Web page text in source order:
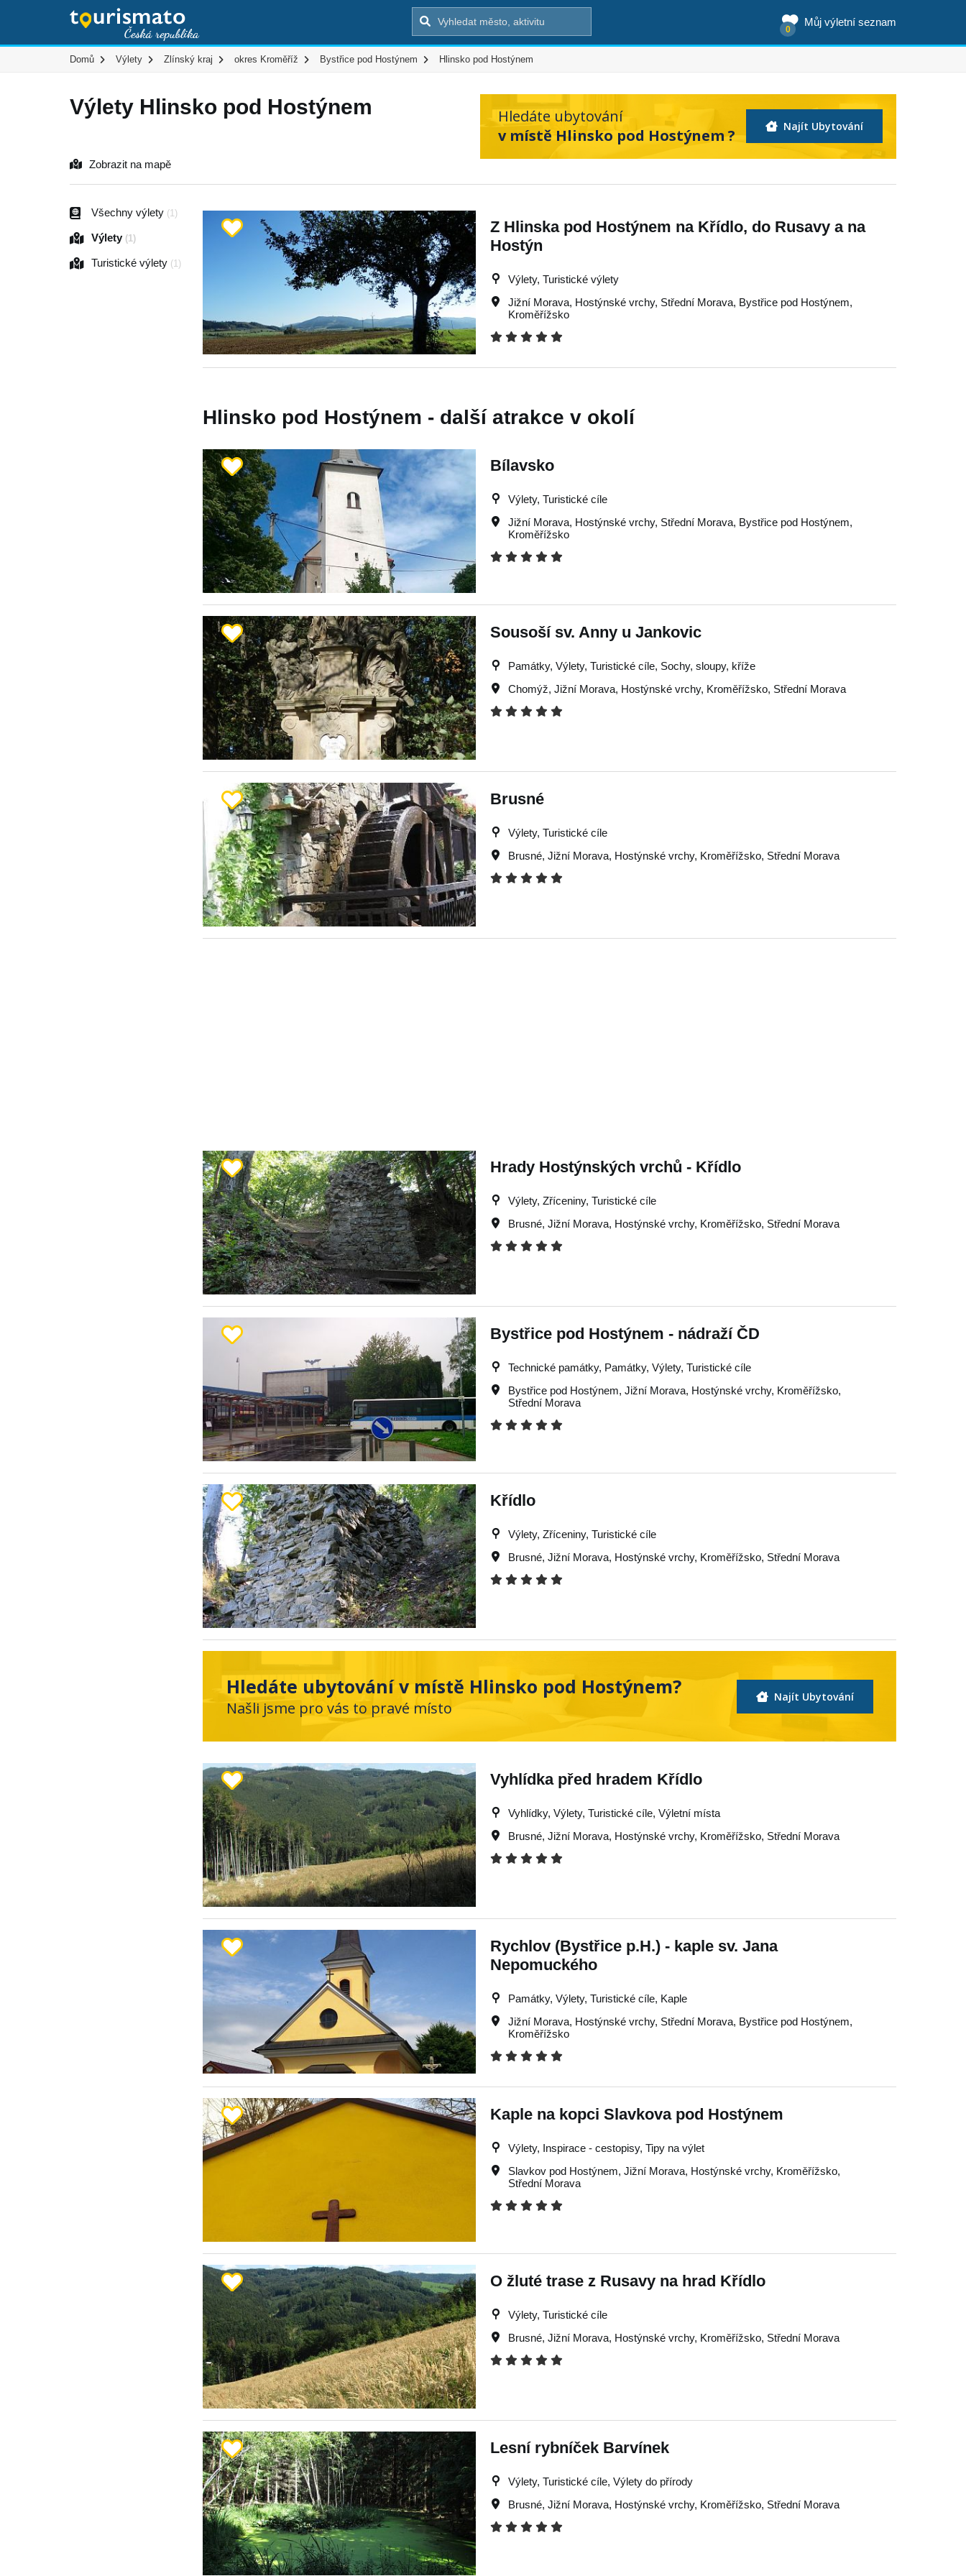
Můj výletní seznam
0
Domů Výlety Zlínský kraj okres Kroměříž Bystřice pod Hostýnem Hlinsko pod Hostýnem
Výlety Hlinsko pod Hostýnem
Hledáte ubytování
v místě Hlinsko pod Hostýnem ?
Najít Ubytování
Zobrazit na mapě
Všechny výlety (1)
Výlety (1)
Turistické výlety (1)
Z Hlinska pod Hostýnem na Křídlo, do Rusavy a na
Hostýn
Výlety, Turistické výlety
Jižní Morava, Hostýnské vrchy, Střední Morava, Bystřice pod Hostýnem,
Kroměřížsko
Hlinsko pod Hostýnem - další atrakce v okolí
Bílavsko
Výlety, Turistické cíle
Jižní Morava, Hostýnské vrchy, Střední Morava, Bystřice pod Hostýnem,
Kroměřížsko
Sousoší sv. Anny u Jankovic
Památky, Výlety, Turistické cíle, Sochy, sloupy, kříže
Chomýž, Jižní Morava, Hostýnské vrchy, Kroměřížsko, Střední Morava
Brusné
Výlety, Turistické cíle
Brusné, Jižní Morava, Hostýnské vrchy, Kroměřížsko, Střední Morava
Hrady Hostýnských vrchů - Křídlo
Výlety, Zříceniny, Turistické cíle
Brusné, Jižní Morava, Hostýnské vrchy, Kroměřížsko, Střední Morava
Bystřice pod Hostýnem - nádraží ČD
Technické památky, Památky, Výlety, Turistické cíle
Bystřice pod Hostýnem, Jižní Morava, Hostýnské vrchy, Kroměřížsko,
Střední Morava
Křídlo
Výlety, Zříceniny, Turistické cíle
Brusné, Jižní Morava, Hostýnské vrchy, Kroměřížsko, Střední Morava
Hledáte ubytování v místě Hlinsko pod Hostýnem?
Našli jsme pro vás to pravé místo
Najít Ubytování
Vyhlídka před hradem Křídlo
Vyhlídky, Výlety, Turistické cíle, Výletní místa
Brusné, Jižní Morava, Hostýnské vrchy, Kroměřížsko, Střední Morava
Rychlov (Bystřice p.H.) - kaple sv. Jana
Nepomuckého
Památky, Výlety, Turistické cíle, Kaple
Jižní Morava, Hostýnské vrchy, Střední Morava, Bystřice pod Hostýnem,
Kroměřížsko
Kaple na kopci Slavkova pod Hostýnem
Výlety, Inspirace - cestopisy, Tipy na výlet
Slavkov pod Hostýnem, Jižní Morava, Hostýnské vrchy, Kroměřížsko,
Střední Morava
O žluté trase z Rusavy na hrad Křídlo
Výlety, Turistické cíle
Brusné, Jižní Morava, Hostýnské vrchy, Kroměřížsko, Střední Morava
Lesní rybníček Barvínek
Výlety, Turistické cíle, Výlety do přírody
Brusné, Jižní Morava, Hostýnské vrchy, Kroměřížsko, Střední Morava